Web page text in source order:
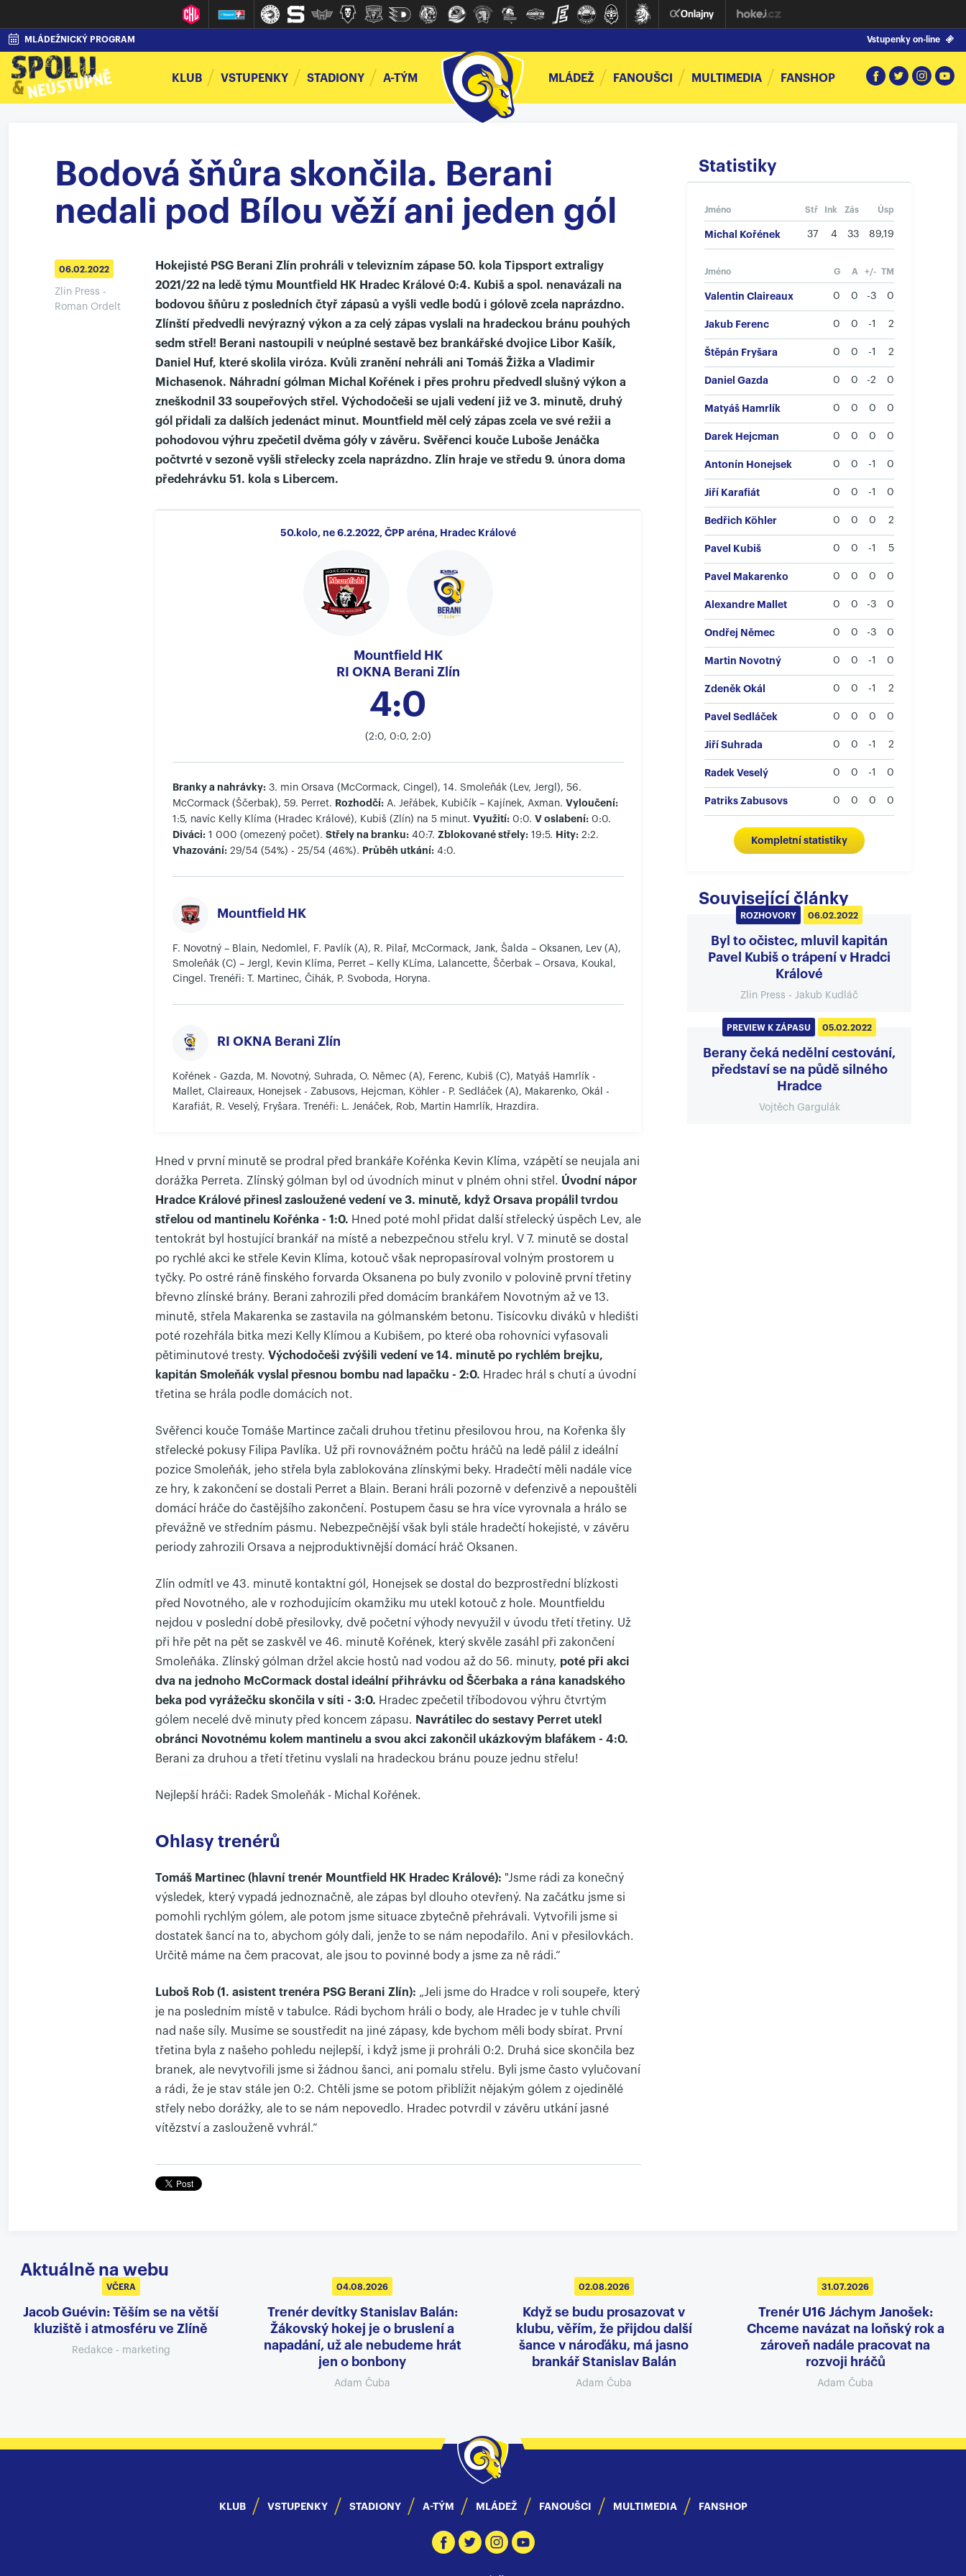
MLÁDEŽNICKÝ PROGRAM Vstupenky on-line
KLUB VSTUPENKY STADIONY A-TÝM MLÁDEŽ FANOUŠCI MULTIMEDIA FANSHOP
Bodová šňůra skončila. Berani
nedali pod Bílou věží ani jeden gól
06.02.2022
Zlin Press -
Roman Ordelt
Hokejisté PSG Berani Zlín prohráli v televizním zápase 50. kola Tipsport extraligy
2021/22 na ledě týmu Mountfield HK Hradec Králové 0:4. Kubiš a spol. nenavázali na
bodovou šňůru z posledních čtyř zápasů a vyšli vedle bodů i gólově zcela naprázdno.
Zlínští předvedli nevýrazný výkon a za celý zápas vyslali na hradeckou bránu pouhých
sedm střel! Berani nastoupili v neúplné sestavě bez brankářské dvojice Libor Kašík,
Daniel Huf, které skolila viróza. Kvůli zranění nehráli ani Tomáš Žižka a Vladimir
Michasenok. Náhradní gólman Michal Kořének i přes prohru předvedl slušný výkon a
zneškodnil 33 soupeřových střel. Východočeši se ujali vedení již ve 3. minutě, druhý
gól přidali za dalších jedenáct minut. Mountfield měl celý zápas zcela ve své režii a
pohodovou výhru zpečetil dvěma góly v závěru. Svěřenci kouče Luboše Jenáčka
počtvrté v sezoně vyšli střelecky zcela naprázdno. Zlín hraje ve středu 9. února doma
předehrávku 51. kola s Libercem.
50.kolo, ne 6.2.2022, ČPP aréna, Hradec Králové
Mountfield HK
RI OKNA Berani Zlín
4:0
(2:0, 0:0, 2:0)
Branky a nahrávky:3. min Orsava (McCormack, Cingel), 14. Smoleňák (Lev, Jergl), 56.
McCormack (Ščerbak), 59. Perret. Rozhodčí:A. Jeřábek, Kubičík – Kajínek, Axman. Vyloučení:
1:5, navíc Kelly Klíma (Hradec Králové), Kubiš (Zlín) na 5 minut. Využití:0:0. V oslabení:0:0.
Diváci:1 000 (omezený počet). Střely na branku:40:7. Zblokované střely:19:5. Hity:2:2.
Vhazování:29/54 (54%) - 25/54 (46%). Průběh utkání:4:0.
Mountfield HK
F. Novotný – Blain, Nedomlel, F. Pavlík (A), R. Pilař, McCormack, Jank, Šalda – Oksanen, Lev (A),
Smoleňák (C) – Jergl, Kevin Klíma, Perret – Kelly KLíma, Lalancette, Ščerbak – Orsava, Koukal,
Cingel. Trenéři: T. Martinec, Čihák, P. Svoboda, Horyna.
RI OKNA Berani Zlín
Kořének - Gazda, M. Novotný, Suhrada, O. Němec (A), Ferenc, Kubiš (C), Matyáš Hamrlík -
Mallet, Claireaux, Honejsek - Zabusovs, Hejcman, Köhler - P. Sedláček (A), Makarenko, Okál -
Karafiát, R. Veselý, Fryšara. Trenéři: L. Jenáček, Rob, Martin Hamrlík, Hrazdira.
Hned v první minutě se prodral před brankáře Kořénka Kevin Klíma, vzápětí se neujala ani
dorážka Perreta. Zlínský gólman byl od úvodních minut v plném ohni střel. Úvodní nápor
Hradce Králové přinesl zasloužené vedení ve 3. minutě, když Orsava propálil tvrdou
střelou od mantinelu Kořénka - 1:0. Hned poté mohl přidat další střelecký úspěch Lev, ale
tentokrát byl hostující brankář na místě a nebezpečnou střelu kryl. V 7. minutě se dostal
po rychlé akci ke střele Kevin Klíma, kotouč však nepropasíroval volným prostorem u
tyčky. Po ostré ráně finského forvarda Oksanena po buly zvonilo v polovině první třetiny
břevno zlínské brány. Berani zahrozili před domácím brankářem Novotným až ve 13.
minutě, střela Makarenka se zastavila na gólmanském betonu. Tisícovku diváků v hledišti
poté rozehřála bitka mezi Kelly Klímou a Kubišem, po které oba rohovníci vyfasovali
pětiminutové tresty. Východočeši zvýšili vedení ve 14. minutě po rychlém brejku,
kapitán Smoleňák vyslal přesnou bombu nad lapačku - 2:0. Hradec hrál s chutí a úvodní
třetina se hrála podle domácích not.
Svěřenci kouče Tomáše Martince začali druhou třetinu přesilovou hrou, na Kořenka šly
střelecké pokusy Filipa Pavlíka. Už při rovnovážném počtu hráčů na ledě pálil z ideální
pozice Smoleňák, jeho střela byla zablokována zlínskými beky. Hradečtí měli nadále více
ze hry, k zakončení se dostali Perret a Blain. Berani hráli pozorně v defenzivě a nepouštěli
domácí hráče do častějšího zakončení. Postupem času se hra více vyrovnala a hrálo se
převážně ve středním pásmu. Nebezpečnější však byli stále hradečtí hokejisté, v závěru
periody zahrozili Orsava a nejproduktivnější domácí hráč Oksanen.
Zlín odmítl ve 43. minutě kontaktní gól, Honejsek se dostal do bezprostřední blízkosti
před Novotného, ale v rozhodujícím okamžiku mu utekl kotouč z hole. Mountfieldu
nejdou v poslední době přesilovky, dvě početní výhody nevyužil v úvodu třetí třetiny. Už
při hře pět na pět se zaskvěl ve 46. minutě Kořének, který skvěle zasáhl při zakončení
Smoleňáka. Zlínský gólman držel akcie hostů nad vodou až do 56. minuty, poté při akci
dva na jednoho McCormack dostal ideální přihrávku od Ščerbaka a rána kanadského
beka pod vyrážečku skončila v síti - 3:0. Hradec zpečetil tříbodovou výhru čtvrtým
gólem necelé dvě minuty před koncem zápasu. Navrátilec do sestavy Perret utekl
obránci Novotnému kolem mantinelu a svou akci zakončil ukázkovým blafákem - 4:0.
Berani za druhou a třetí třetinu vyslali na hradeckou bránu pouze jednu střelu!
Nejlepší hráči: Radek Smoleňák - Michal Kořének.
Ohlasy trenérů
Tomáš Martinec (hlavní trenér Mountfield HK Hradec Králové): "Jsme rádi za konečný
výsledek, který vypadá jednoznačně, ale zápas byl dlouho otevřený. Na začátku jsme si
pomohli rychlým gólem, ale potom jsme situace zbytečně přehrávali. Vytvořili jsme si
dostatek šancí na to, abychom góly dali, jenže to se nám nepodařilo. Ani v přesilovkách.
Určitě máme na čem pracovat, ale jsou to povinné body a jsme za ně rádi.“
Luboš Rob (1. asistent trenéra PSG Berani Zlín): „Jeli jsme do Hradce v roli soupeře, který
je na posledním místě v tabulce. Rádi bychom hráli o body, ale Hradec je v tuhle chvíli
nad naše síly. Musíme se soustředit na jiné zápasy, kde bychom měli body sbírat. První
třetina byla z našeho pohledu nejlepší, i když jsme ji prohráli 0:2. Druhá sice skončila bez
branek, ale nevytvořili jsme si žádnou šanci, ani pomalu střelu. Byli jsme často vylučovaní
a rádi, že je stav stále jen 0:2. Chtěli jsme se potom přiblížit nějakým gólem z ojedinělé
střely nebo dorážky, ale to se nám nepovedlo. Hradec potvrdil v závěru utkání jasné
vítězství a zaslouženě vvhrál.“
Statistiky
Jméno Stř Ink Zás Úsp
Michal Kořének 37 4 33 89,19
Jméno G A +/- TM
Valentin Claireaux 0 0 -3 0
Jakub Ferenc 0 0 -1 2
Štěpán Fryšara 0 0 -1 2
Daniel Gazda 0 0 -2 0
Matyáš Hamrlík 0 0 0 0
Darek Hejcman 0 0 0 0
Antonín Honejsek 0 0 -1 0
Jiří Karafiát 0 0 -1 0
Bedřich Köhler 0 0 0 2
Pavel Kubiš 0 0 -1 5
Pavel Makarenko 0 0 0 0
Alexandre Mallet 0 0 -3 0
Ondřej Němec 0 0 -3 0
Martin Novotný 0 0 -1 0
Zdeněk Okál 0 0 -1 2
Pavel Sedláček 0 0 0 0
Jiří Suhrada 0 0 -1 2
Radek Veselý 0 0 -1 0
Patriks Zabusovs 0 0 0 0
Kompletní statistiky
Související články
ROZHOVORY 06.02.2022
Byl to očistec, mluvil kapitán
Pavel Kubiš o trápení v Hradci
Králové
Zlin Press - Jakub Kudláč
PREVIEW K ZÁPASU 05.02.2022
Berany čeká nedělní cestování,
představí se na půdě silného
Hradce
Vojtěch Gargulák
Aktuálně na webu
VČERA
Jacob Guévin: Těším se na větší
kluziště i atmosféru ve Zlíně
Redakce - marketing
04.08.2026
Trenér devítky Stanislav Balán:
Žákovský hokej je o bruslení a
napadání, už ale nebudeme hrát
jen o bonbony
Adam Čuba
02.08.2026
Když se budu prosazovat v
klubu, věřím, že přijdou další
šance v nároďáku, má jasno
brankář Stanislav Balán
Adam Čuba
31.07.2026
Trenér U16 Jáchym Janošek:
Chceme navázat na loňský rok a
zároveň nadále pracovat na
rozvoji hráčů
Adam Čuba
KLUB VSTUPENKY STADIONY A-TÝM MLÁDEŽ FANOUŠCI MULTIMEDIA FANSHOP